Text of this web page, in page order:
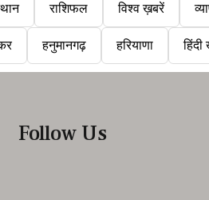
राशिफल विश्व ख़बरें
हनुमानगढ़ हरियाणा
Follow Us